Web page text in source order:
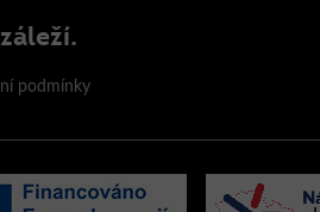
„živé“, která přišla na to, že
přispěl k tomu, že se z
podmínky